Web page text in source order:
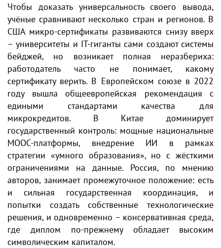
Чтобы доказать универсальность своего вывода,
учёные сравнивают несколько стран и регионов. В
США микро-сертификаты развиваются снизу вверх
– университеты и IT-гиганты сами создают системы
бейджей, но возникает полная неразбериха:
работодатель часто не понимает, какому
сертификату верить. В Европейском союзе в 2022
году вышла общеевропейская рекомендация с
едиными стандартами качества для
микрокредитов. В Китае доминирует
государственный контроль: мощные национальные
MOOC-платформы, внедрение ИИ в рамках
стратегии «умного образования», но с жёсткими
ограничениями на данные. Россия, по мнению
авторов, занимает промежуточное положение: есть
и сильная государственная координация, и
попытки создать собственные технологические
решения, и одновременно – консервативная среда,
где диплом по-прежнему обладает высоким
символическим капиталом.